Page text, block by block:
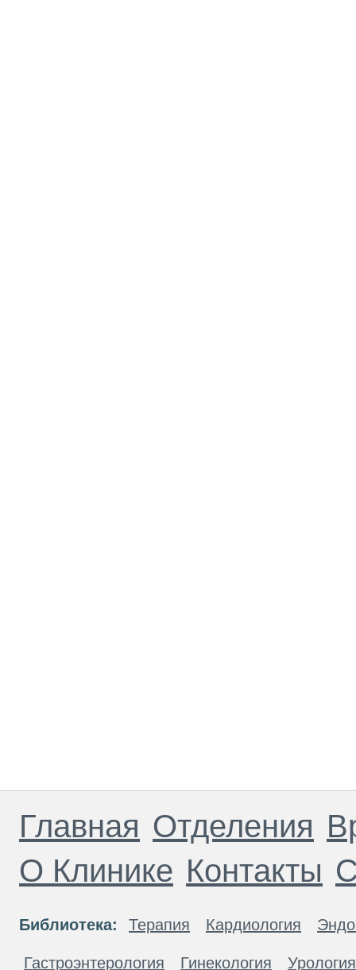
Главная Отделения
О Клинике Контакты
Библиотека: Терапия Кардиология
Гастроэнтерология Гинекология Урология